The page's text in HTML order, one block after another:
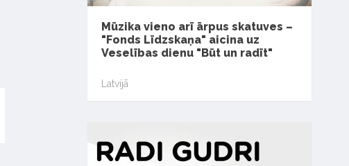
Mūzika vieno arī ārpus skatuves –
"Fonds Līdzskaņa" aicina uz
Veselības dienu "Būt un radīt"
Latvijā